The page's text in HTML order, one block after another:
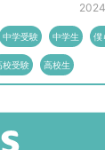
中学受験 中学生 僕
校受験 高校生